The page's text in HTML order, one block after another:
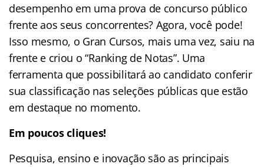
desempenho em uma prova de concurso público
frente aos seus concorrentes? Agora, você pode!
Isso mesmo, o Gran Cursos, mais uma vez, saiu na
frente e criou o “Ranking de Notas”. Uma
ferramenta que possibilitará ao candidato conferir
sua classificação nas seleções públicas que estão
em destaque no momento.
Em poucos cliques!
Pesquisa, ensino e inovação são as principais